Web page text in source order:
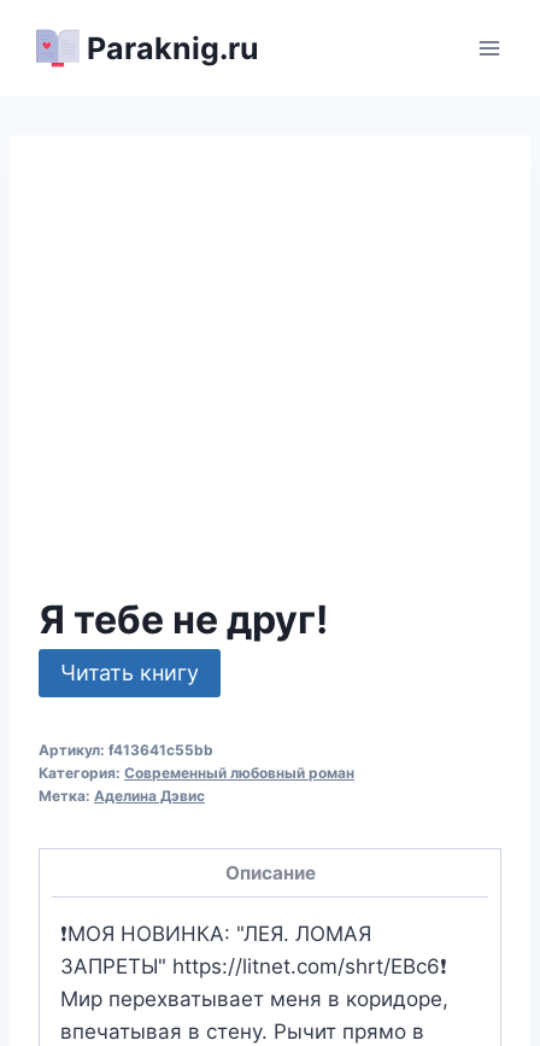
Paraknig.ru
Я тебе не друг!
Читать книгу
Артикул: f413641c55bb
Категория: Современный любовный роман
Метка: Аделина Дэвис
Описание
❗️МОЯ НОВИНКА: "ЛЕЯ. ЛОМАЯ
ЗАПРЕТЫ" https://litnet.com/shrt/EBc6❗️
Мир перехватывает меня в коридоре,
впечатывая в стену. Рычит прямо в